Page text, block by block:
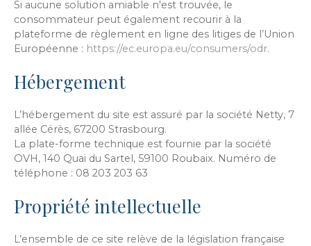
Si aucune solution amiable n'est trouvée, le
consommateur peut également recourir à la
plateforme de règlement en ligne des litiges de l’Union
Européenne : https://ec.europa.eu/consumers/odr.
Hébergement
L’hébergement du site est assuré par la société Netty, 7
allée Cérès, 67200 Strasbourg.
La plate-forme technique est fournie par la société
OVH, 140 Quai du Sartel, 59100 Roubaix. Numéro de
téléphone : 08 203 203 63
Propriété intellectuelle
L’ensemble de ce site relève de la législation française